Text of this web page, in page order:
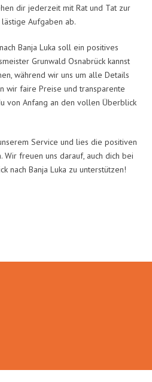
dir jederzeit mit Rat und Tat zur
Aufgaben ab.
Banja Luka soll ein positives
Grunwald Osnabrück kannst
während wir uns um alle Details
wir faire Preise und transparente
von Anfang an den vollen Überblick
Service und lies die positiven
Wir freuen uns darauf, auch dich bei
nach Banja Luka zu unterstützen!